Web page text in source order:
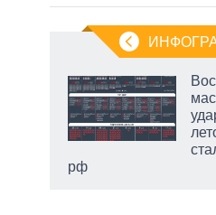
рф